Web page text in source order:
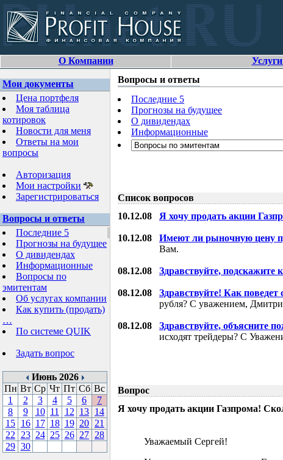
О Компании
Мои документы
Цена портфеля
Моя таблица
котировок
Новости для меня
Ответы на мои
вопросы
Авторизация
Мои настройки
Зарегистрироваться
Вопросы и ответы
Последние 5
Прогнозы на будущее
О дивидендах
Информационные
Вопросы по
эмитентам
Об услугах компании
Как купить (продать)
…
По системе QUIK
Задать вопрос
Июнь 2026
Пн Вт Ср Чт Пт Сб Вс
1
2 3 4 5 6
7
8
9 10 11 12 13 14
15 16 17 18 19 20 21
22
23 24 25 26 27 28
29 30
Вопросы и ответы
Последние 5
Прогнозы на будущее
О дивидендах
Информационные
Список вопросов
10.12.08 Я хочу продать акции
10.12.08 Имеют ли рыночную цену
Вам.
08.12.08 Здравствуйте, подскажите
08.12.08 Здравствуйте! Как поведет
рубля? С уважением,
08.12.08 Здравствуйте, объясните
исходят трейдеры? С
Вопрос
Я хочу продать акции Газпрома!
Уважаемый Сергей!